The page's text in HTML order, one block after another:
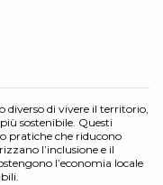
diverso di vivere il territorio,
sostenibile. Questi
pratiche che riducono
l’inclusione e il
l’economia locale